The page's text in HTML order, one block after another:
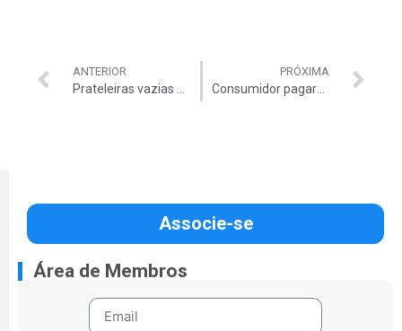
ANTERIOR PRÓXIMA
Consumidor pagará socorro às elétricas
Associe-se
Área de Membros